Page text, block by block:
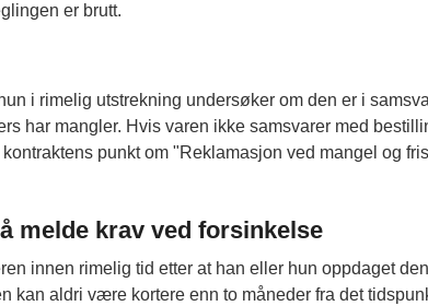
er brutt.
i rimelig utstrekning undersøker om den er i
har mangler. Hvis varen ikke samsvarer med
punkt om "Reklamasjon ved mangel og
melde krav ved forsinkelse
innen rimelig tid etter at han eller hun oppdaget
kan aldri være kortere enn to måneder fra det